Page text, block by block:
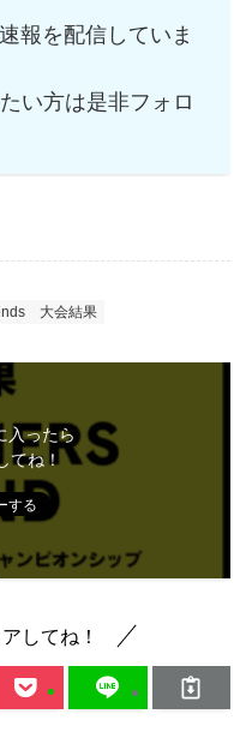
報を配信していま
い方は是非フォロ
大会結果
入ったら
てね！
してね！